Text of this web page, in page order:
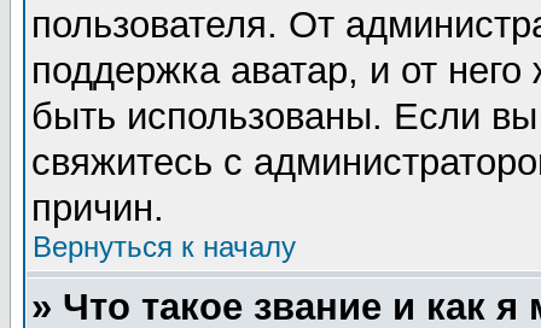
пользователя. От
поддержка аватар, и от него
быть использованы. Если
свяжитесь с
причин.
Вернуться к началу
» Что такое звание и как я